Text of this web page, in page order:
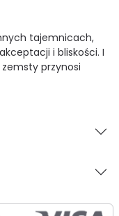
tajemnicach,
i bliskości. I
przynosi